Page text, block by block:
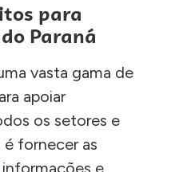
para
Paraná
vasta gama de
apoiar
os setores e
fornecer as
informações e